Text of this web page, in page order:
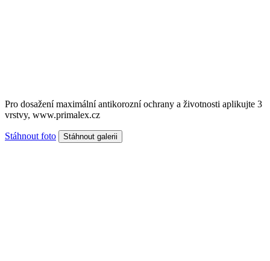
Pro dosažení maximální antikorozní ochrany a životnosti aplikujte 3
vrstvy, www.primalex.cz
Stáhnout foto